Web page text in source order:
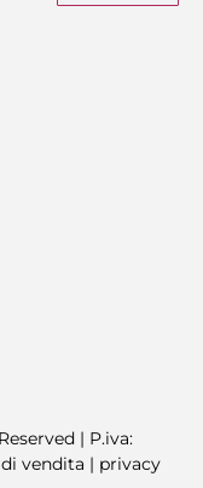
| P.iva:
vendita | privacy